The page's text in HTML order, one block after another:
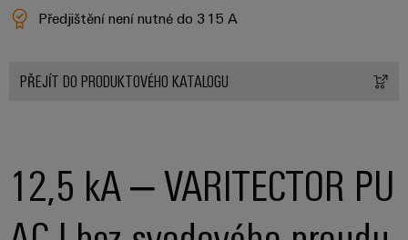
Předjištění není nutné do 315 A
PŘEJÍT DO PRODUKTOVÉHO KATALOGU
12,5 kA – VARITECTOR PU